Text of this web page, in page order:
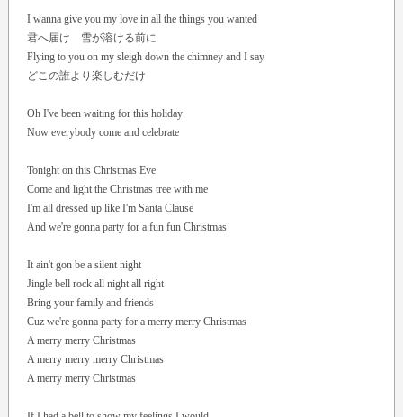
I wanna give you my love in all the things you wanted
君へ届け 雪が溶ける前に
Flying to you on my sleigh down the chimney and I say
どこの誰より楽しむだけ
Oh I've been waiting for this holiday
Now everybody come and celebrate
Tonight on this Christmas Eve
Come and light the Christmas tree with me
I'm all dressed up like I'm Santa Clause
And we're gonna party for a fun fun Christmas
It ain't gon be a silent night
Jingle bell rock all night all right
Bring your family and friends
Cuz we're gonna party for a merry merry Christmas
A merry merry Christmas
A merry merry merry Christmas
A merry merry Christmas